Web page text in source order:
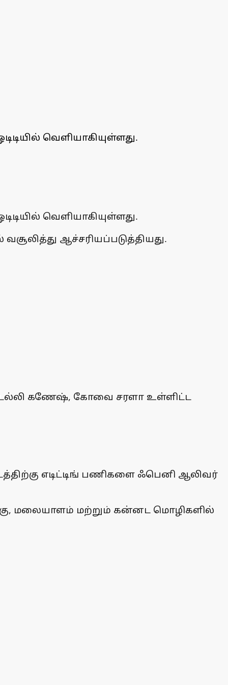
வெளியாகியுள்ளது.
வெளியாகியுள்ளது.
ஆச்சரியப்படுத்தியது.
கணேஷ், கோவை சரளா உள்ளிட்ட
எடிட்டிங் பணிகளை ஃபெனி ஆலிவர்
மலையாளம் மற்றும் கன்னட மொழிகளில்